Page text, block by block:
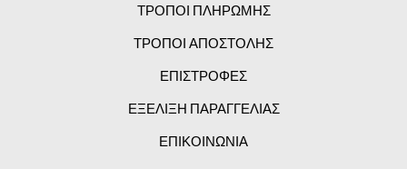
ΤΡΟΠΟΙ ΠΛΗΡΩΜΗΣ
ΤΡΟΠΟΙ ΑΠΟΣΤΟΛΗΣ
ΕΠΙΣΤΡΟΦΕΣ
ΕΞΕΛΙΞΗ ΠΑΡΑΓΓΕΛΙΑΣ
ΕΠΙΚΟΙΝΩΝΙΑ